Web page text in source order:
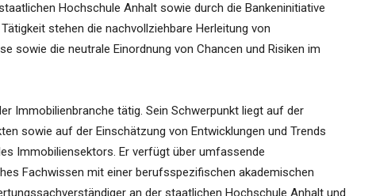
Hochschule Anhalt sowie durch die Bankeninitiative
stehen die nachvollziehbare Herleitung von
sowie die neutrale Einordnung von Chancen und Risiken im
Immobilienbranche tätig. Sein Schwerpunkt liegt auf der
sowie auf der Einschätzung von Entwicklungen und Trends
Immobiliensektors. Er verfügt über umfassende
Fachwissen mit einer berufsspezifischen akademischen
an der staatlichen Hochschule Anhalt und